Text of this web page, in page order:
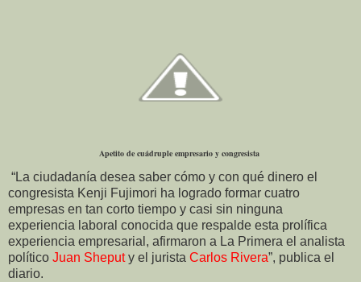
Apetito de cuádruple empresario y congresista
“La ciudadanía desea saber cómo y con qué dinero el
congresista Kenji Fujimori ha logrado formar cuatro
empresas en tan corto tiempo y casi sin ninguna
experiencia laboral conocida que respalde esta prolífica
experiencia empresarial, afirmaron a La Primera el analista
político Juan Sheputy el jurista Carlos Rivera”, publica el
diario.